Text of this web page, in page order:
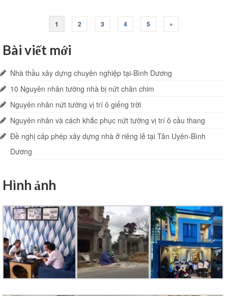
trang
viết
1 2 3 4 5 »
Bài viết mới
Nhà thầu xây dựng chuyên nghiệp tại-Bình Dương
10 Nguyên nhân tường nhà bị nứt chân chim
Nguyên nhân nứt tường vị trí ô giếng trời
Nguyên nhân và cách khắc phục nứt tường vị trí ô cầu thang
Đề nghị cấp phép xây dựng nhà ở riêng lẻ tại Tân Uyên-Bình
Dương
Hình ảnh